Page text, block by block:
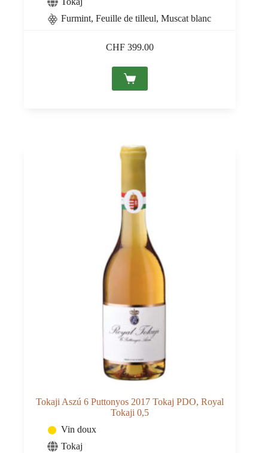
Furmint, Feuille de tilleul, Muscat blanc
CHF 399.00
Tokaji Aszú 6 Puttonyos 2017 Tokaj PDO, Royal
Tokaji 0,5
Vin doux
Tokaj